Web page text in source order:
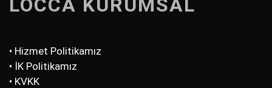
• Hizmet Politikamız
• İK Politikamız
• KVKK